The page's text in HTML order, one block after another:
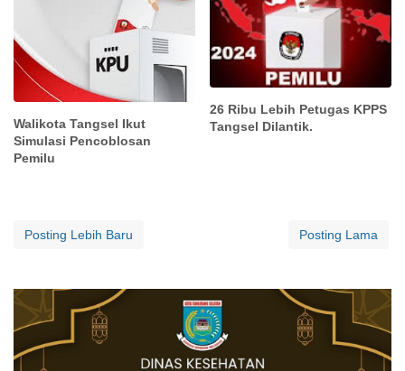
Walikota Tangsel Ikut
Simulasi Pencoblosan
Pemilu
26 Ribu Lebih Petugas KPPS
Tangsel Dilantik.
Posting Lebih Baru Posting Lama